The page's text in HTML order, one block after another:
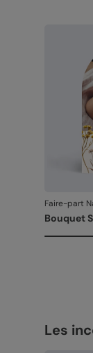
Faire-part
Bouquet
Les